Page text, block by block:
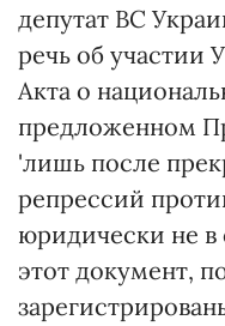
депутат ВС
речь об
Акта о
предложенном
'лишь после
репрессий
юридически не в
этот документ,